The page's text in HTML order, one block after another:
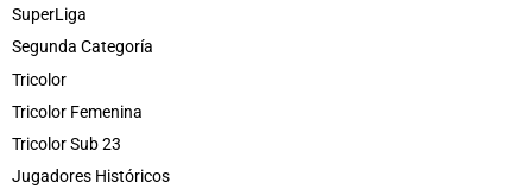
SuperLiga
Segunda Categoría
Tricolor
Tricolor Femenina
Tricolor Sub 23
Jugadores Históricos